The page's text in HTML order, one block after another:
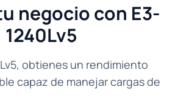
negocio con E3-
1240Lv5
obtienes un rendimiento
capaz de manejar cargas de